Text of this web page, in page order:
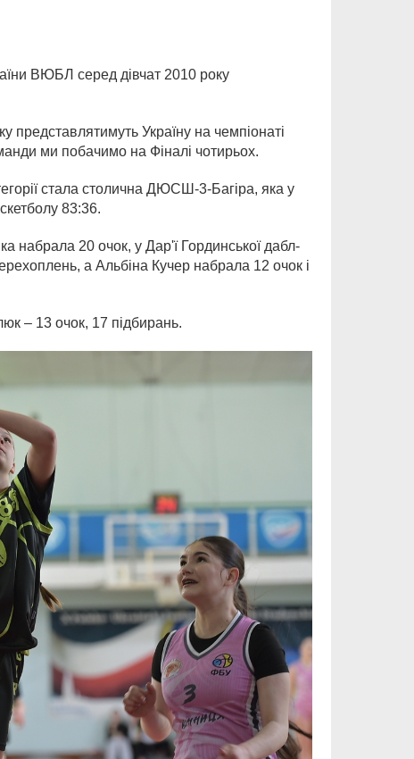
ВЮБЛ серед дівчат 2010 року
представлятимуть Україну на чемпіонаті
ми побачимо на Фіналі чотирьох.
стала столична ДЮСШ-3-Багіра, яка у
83:36.
набрала 20 очок, у Дар'ї Гординської дабл-
а Альбіна Кучер набрала 12 очок і
– 13 очок, 17 підбирань.